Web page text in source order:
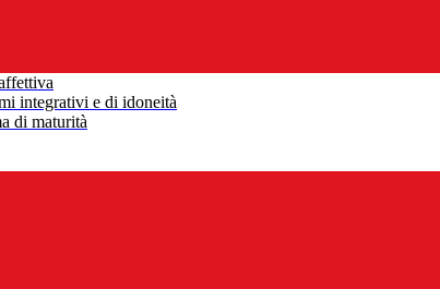
integrativi e di idoneità
di maturità